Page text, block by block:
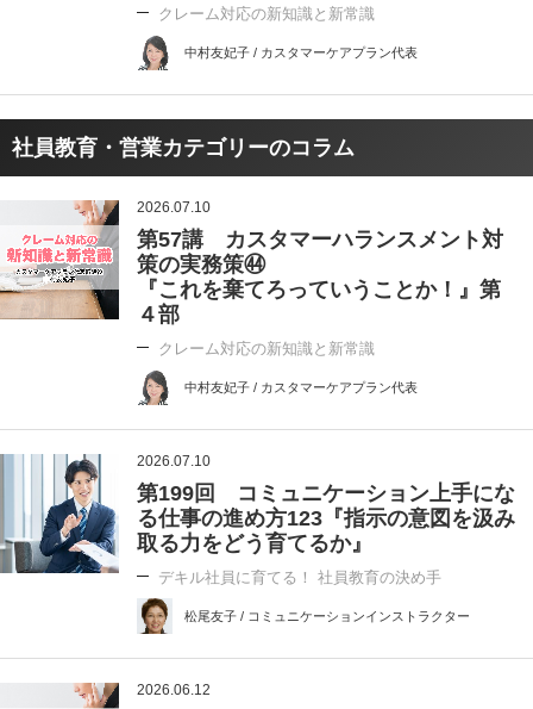
クレーム対応の新知識と新常識
中村友妃子 / カスタマーケアプラン代表
社員教育・営業カテゴリーのコラム
2026.07.10
第57講 カスタマーハランスメント対
策の実務策㊹
『これを棄てろっていうことか！』第
４部
クレーム対応の新知識と新常識
中村友妃子 / カスタマーケアプラン代表
2026.07.10
第199回 コミュニケーション上手にな
る仕事の進め方123『指示の意図を汲み
取る力をどう育てるか』
デキル社員に育てる！ 社員教育の決め手
松尾友子 / コミュニケーションインストラクター
2026.06.12